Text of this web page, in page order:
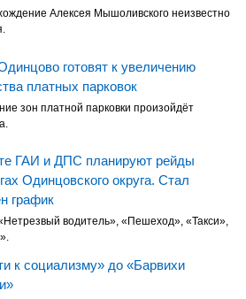
Алексея Мышоливского неизвестно
готовят к увеличению
платных парковок
зон платной парковки произойдёт
ГАИ и ДПС планируют рейды
Одинцовского округа. Стал
график
водитель», «Пешеход», «Такси»,
к социализму» до «Барвихи